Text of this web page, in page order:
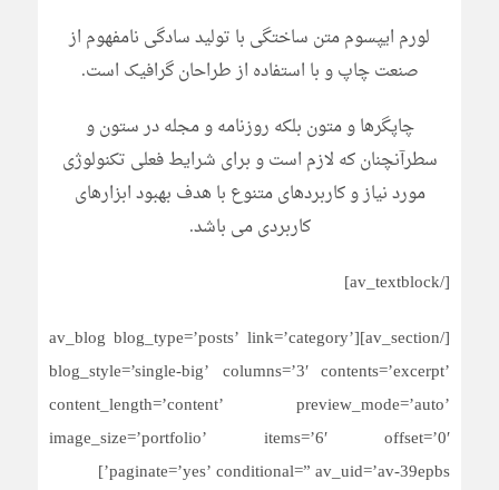
لورم ایپسوم متن ساختگی با تولید سادگی نامفهوم از
صنعت چاپ و با استفاده از طراحان گرافیک است.
چاپگرها و متون بلکه روزنامه و مجله در ستون و
سطرآنچنان که لازم است و برای شرایط فعلی تکنولوژی
مورد نیاز و کاربردهای متنوع با هدف بهبود ابزارهای
کاربردی می باشد.
[/av_textblock]
[/av_section][av_blog blog_type=’posts’ link=’category’
blog_style=’single-big’ columns=’3′ contents=’excerpt’
content_length=’content’ preview_mode=’auto’
image_size=’portfolio’ items=’6′ offset=’0′
paginate=’yes’ conditional=” av_uid=’av-39epbs’]